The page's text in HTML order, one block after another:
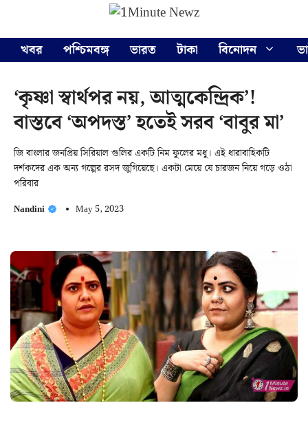
content
খবর
পশ্চিমবঙ্গ ভারত টাকা বিনোদন
‘কৃষ্ণা স্বার্থপর নয়, আত্মকেন্দ্রিক’!
বাস্তবে ‘অপদস্ত’ হতেই সরব ‘বাবুর মা’
জি বাংলার জনপ্রিয় সিরিয়াল গুলির একটি নিম ফুলের মধু। এই ধারাবাহিকটি
দর্শকদের এক অন্য গল্পের রসদ জুগিয়েছে। একটা মেয়ে যে চারজন নিয়ে গড়ে ওঠা
পরিবার
Nandini May 5, 2023